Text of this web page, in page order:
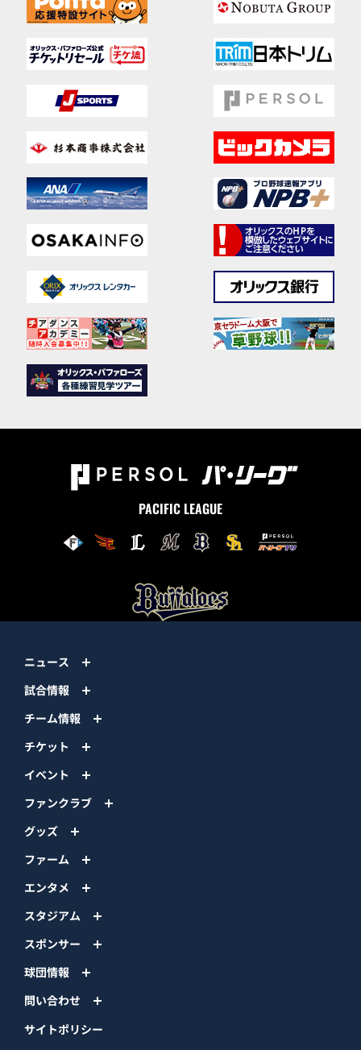
PACIFIC LEAGUE
ニュース
試合情報
チーム情報
チケット
イベント
ファンクラブ
グッズ
ファーム
エンタメ
スタジアム
スポンサー
球団情報
問い合わせ
サイトポリシー